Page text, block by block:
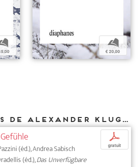
b
€ 20,00
Autres textes de Alexander Kluge parus chez DIAPHANES
(éd.), Andrea Sabisch
(éd.),Das Unverfügbare
p
gratuit